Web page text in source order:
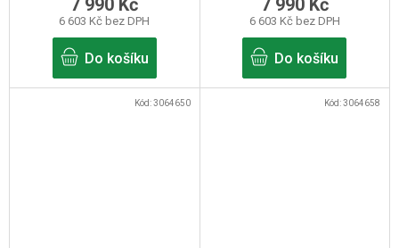
6 603 Kč bez DPH
Do košíku
6 603 Kč bez DPH
Do košíku
Kód:3064650 Kód:3064658